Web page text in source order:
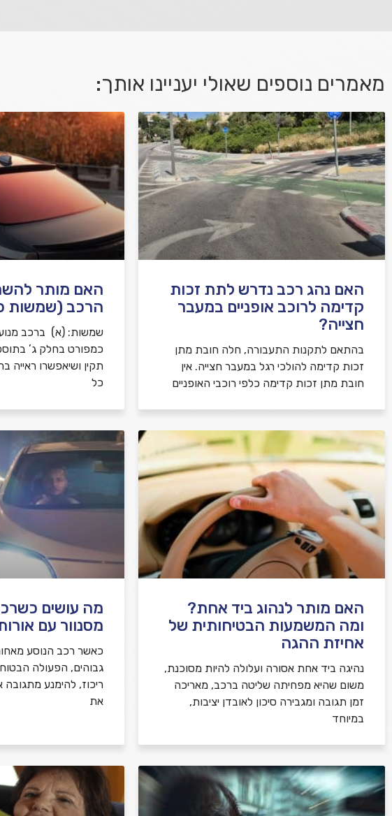
אני מאשר/ת קבלת דיוור במייל ושימוש בפרטים
בהתאםלמדיניות הפרטיות
מאמרים נוספים שאולי יעניינו אותך:
האם נהג רכב נדרש לתת זכות
קדימה לרוכב אופניים במעבר
חצייה?
בהתאם לתקנות התעבורה, חלה חובת מתן
זכות קדימה להולכי רגל במעבר חצייה. אין
חובת מתן זכות קדימה כלפי רוכבי האופניים
האם מותר
הרכב (שמשות
שמשות: (א) ברכב
כמפורט בחלק ג’
תקין ושיאפשרו
כל
האם מותר לנהוג ביד אחת?
ומה המשמעות הבטיחותית של
אחיזת ההגה
נהיגה ביד אחת אסורה ועלולה להיות מסוכנת,
משום שהיא מפחיתה שליטה ברכב, מאריכה
זמן תגובה ומגבירה סיכון לאובדן יציבות,
במיוחד
מה עושים
מסנוור עם
כאשר רכב הנוסע
גבוהים, הפעולה
ריכוז, להימנע מתגובה
את